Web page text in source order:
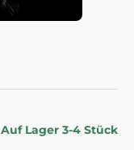
Auf Lager 3-4 Stück